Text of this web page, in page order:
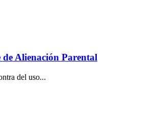
Alienación Parental
del uso...